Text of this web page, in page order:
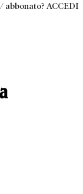
abbonato? ACCEDI